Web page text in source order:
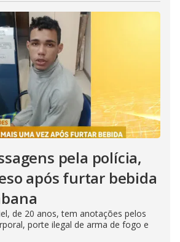
pela polícia,
após furtar bebida
de 20 anos, tem anotações pelos
porte ilegal de arma de fogo e